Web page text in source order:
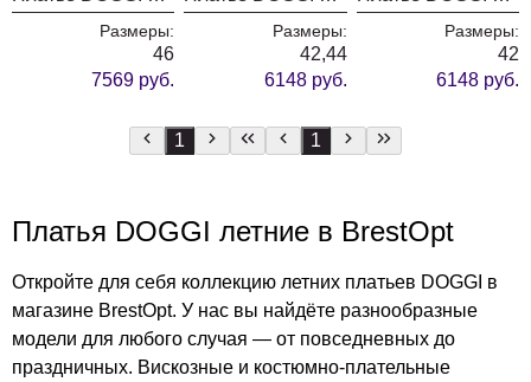
Размеры:
46
7569 руб.
Размеры:
42,44
6148 руб.
Размеры:
42
6148 руб.
1 1
Платья DOGGI летние в BrestOpt
Откройте для себя коллекцию летних платьев DOGGI в
магазине BrestOpt. У нас вы найдёте разнообразные
модели для любого случая — от повседневных до
праздничных. Вискозные и костюмно-плательные